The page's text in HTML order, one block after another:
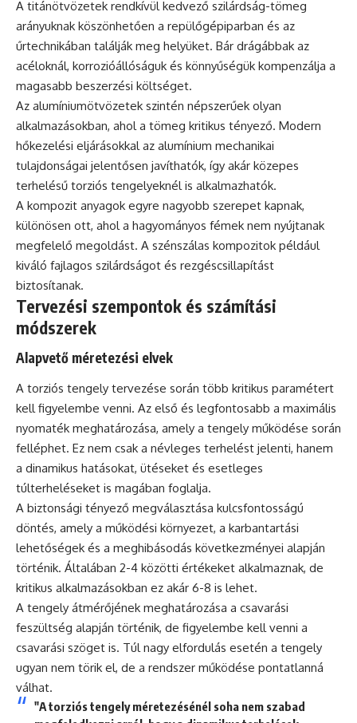
A titánötvözetek rendkívül kedvező szilárdság-tömeg
arányuknak köszönhetően a repülőgépiparban és az
űrtechnikában találják meg helyüket. Bár drágábbak az
acéloknál, korrozióállóságuk és könnyűségük kompenzálja a
magasabb beszerzési költséget.
Az alumíniumötvözetek szintén népszerűek olyan
alkalmazásokban, ahol a tömeg kritikus tényező. Modern
hőkezelési eljárásokkal az alumínium mechanikai
tulajdonságai jelentősen javíthatók, így akár közepes
terhelésű torziós tengelyeknél is alkalmazhatók.
A kompozit anyagok egyre nagyobb szerepet kapnak,
különösen ott, ahol a hagyományos fémek nem nyújtanak
megfelelő megoldást. A szénszálas kompozitok például
kiváló fajlagos szilárdságot és rezgéscsillapítást
biztosítanak.
Tervezési szempontok és számítási
módszerek
Alapvető méretezési elvek
A torziós tengely tervezése során több kritikus paramétert
kell figyelembe venni. Az első és legfontosabb a maximális
nyomaték meghatározása, amely a tengely működése során
felléphet. Ez nem csak a névleges terhelést jelenti, hanem
a dinamikus hatásokat, ütéseket és esetleges
túlterheléseket is magában foglalja.
A biztonsági tényező megválasztása kulcsfontosságú
döntés, amely a működési környezet, a karbantartási
lehetőségek és a meghibásodás következményei alapján
történik. Általában 2-4 közötti értékeket alkalmaznak, de
kritikus alkalmazásokban ez akár 6-8 is lehet.
A tengely átmérőjének meghatározása a csavarási
feszültség alapján történik, de figyelembe kell venni a
csavarási szöget is. Túl nagy elfordulás esetén a tengely
ugyan nem törik el, de a rendszer működése pontatlanná
válhat.
"A torziós tengely méretezésénél soha nem szabad